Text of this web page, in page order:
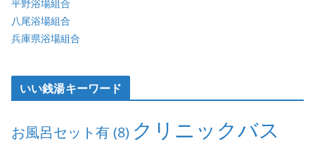
平野浴場組合
八尾浴場組合
兵庫県浴場組合
いい銭湯キーワード
お風呂セット有(8) クリニックバス